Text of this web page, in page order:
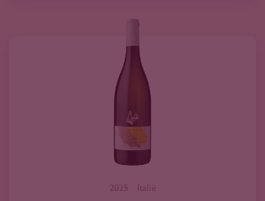
2025 Italië